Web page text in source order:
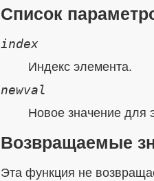
Список
index
Индекс элемента.
newval
Новое значение для
Возвращаемые
Эта функция не